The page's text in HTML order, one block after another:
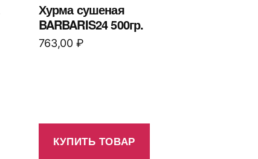
Хурма сушеная
BARBARIS24 500гр.
763,00 ₽
КУПИТЬ ТОВАР